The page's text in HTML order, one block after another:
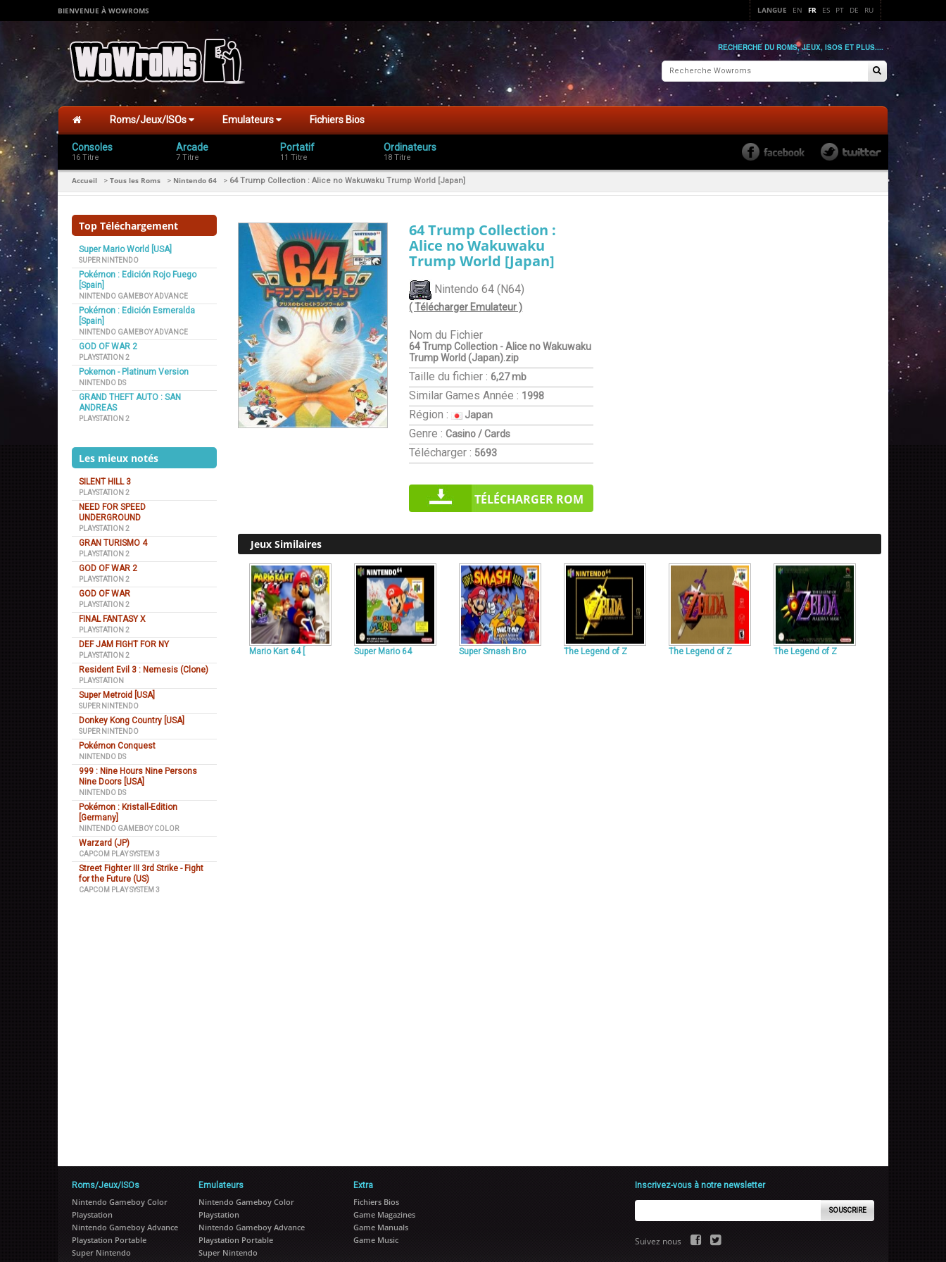
BIENVENUE À WOWROMS LANGUE EN FR ES PT DE RU
RECHERCHE DU ROMS, JEUX, ISOS ET PLUS....
Roms/Jeux/ISOs Emulateurs Fichiers Bios
Consoles
16 Titre
Arcade
7 Titre
Portatif
11 Titre
Ordinateurs
18 Titre
Accueil > Tous les Roms > Nintendo 64 > 64 Trump Collection : Alice no Wakuwaku Trump World [Japan]
Top Téléchargement
Super Mario World [USA]
SUPER NINTENDO
Pokémon : Edición Rojo Fuego
[Spain]
NINTENDO GAMEBOY ADVANCE
Pokémon : Edición Esmeralda
[Spain]
NINTENDO GAMEBOY ADVANCE
GOD OF WAR 2
PLAYSTATION 2
Pokemon - Platinum Version
NINTENDO DS
GRAND THEFT AUTO : SAN
ANDREAS
PLAYSTATION 2
Les mieux notés
SILENT HILL 3
PLAYSTATION 2
NEED FOR SPEED
UNDERGROUND
PLAYSTATION 2
GRAN TURISMO 4
PLAYSTATION 2
GOD OF WAR 2
PLAYSTATION 2
GOD OF WAR
PLAYSTATION 2
FINAL FANTASY X
PLAYSTATION 2
DEF JAM FIGHT FOR NY
PLAYSTATION 2
Resident Evil 3 : Nemesis (Clone)
PLAYSTATION
Super Metroid [USA]
SUPER NINTENDO
Donkey Kong Country [USA]
SUPER NINTENDO
Pokémon Conquest
NINTENDO DS
999 : Nine Hours Nine Persons
Nine Doors [USA]
NINTENDO DS
Pokémon : Kristall-Edition
[Germany]
NINTENDO GAMEBOY COLOR
Warzard (JP)
CAPCOM PLAY SYSTEM 3
Street Fighter III 3rd Strike - Fight
for the Future (US)
CAPCOM PLAY SYSTEM 3
64 Trump Collection :
Alice no Wakuwaku
Trump World [Japan]
Nintendo 64 (N64)
( Télécharger Emulateur )
Nom du Fichier
64 Trump Collection - Alice no Wakuwaku
Trump World (Japan).zip
Taille du fichier : 6,27 mb
Similar GamesAnnée : 1998
Région : Japan
Genre : Casino / Cards
Télécharger : 5693
TÉLÉCHARGER ROM
Jeux Similaires
Mario Kart 64 [ Super Mario 64 Super Smash Bro The Legend of Z The Legend of Z The Legend of Z
Roms/Jeux/ISOs
Nintendo Gameboy Color
Playstation
Nintendo Gameboy Advance
Playstation Portable
Super Nintendo
Emulateurs
Nintendo Gameboy Color
Playstation
Nintendo Gameboy Advance
Playstation Portable
Super Nintendo
Extra
Fichiers Bios
Game Magazines
Game Manuals
Game Music
Inscrivez-vous à notre newsletter
SOUSCRIRE
Suivez nous